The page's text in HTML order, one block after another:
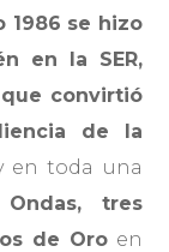
1986 se hizo
en la SER,
convirtió
de la
en toda una
tres
de Oroen